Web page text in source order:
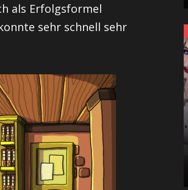
als Erfolgsformel
sehr schnell sehr